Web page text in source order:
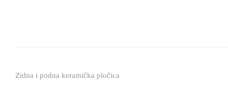
Zidna i podna keramička pločica